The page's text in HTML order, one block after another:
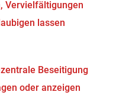
Vervielfältigungen
lassen
Beseitigung
oder anzeigen